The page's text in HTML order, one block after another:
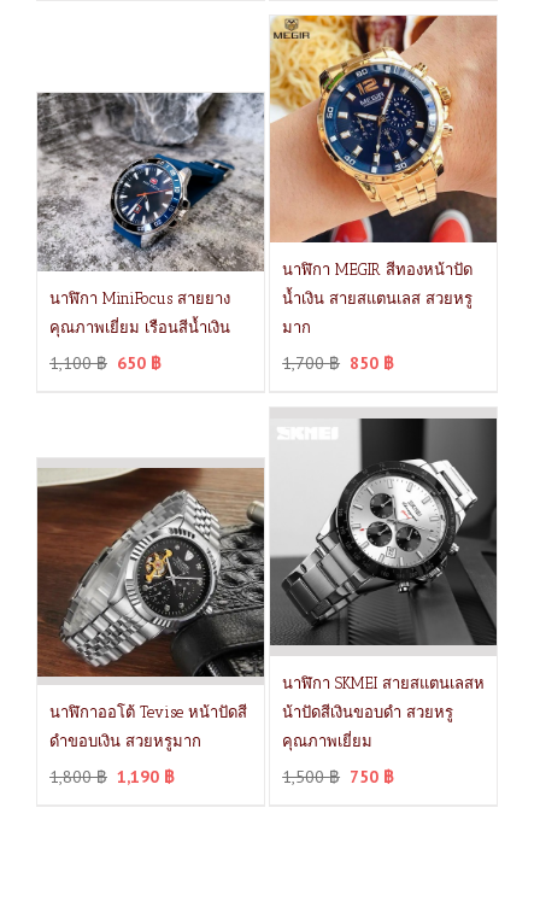
นาฬิกา MiniFocus สายยาง
คุณภาพเยี่ยม เรือนสีน้ำเงิน
1,100฿ 650 ฿
นาฬิกา MEGIR สีทองหน้าปัด
น้ำเงิน สายสแตนเลส สวยหรู
มาก
1,700฿ 850 ฿
นาฬิกาออโต้ Tevise หน้าปัดสี
ดำขอบเงิน สวยหรูมาก
1,800฿ 1,190 ฿
นาฬิกา SKMEI สายสแตนเลสห
น้าปัดสีเงินขอบดำ สวยหรู
คุณภาพเยี่ยม
1,500฿ 750 ฿